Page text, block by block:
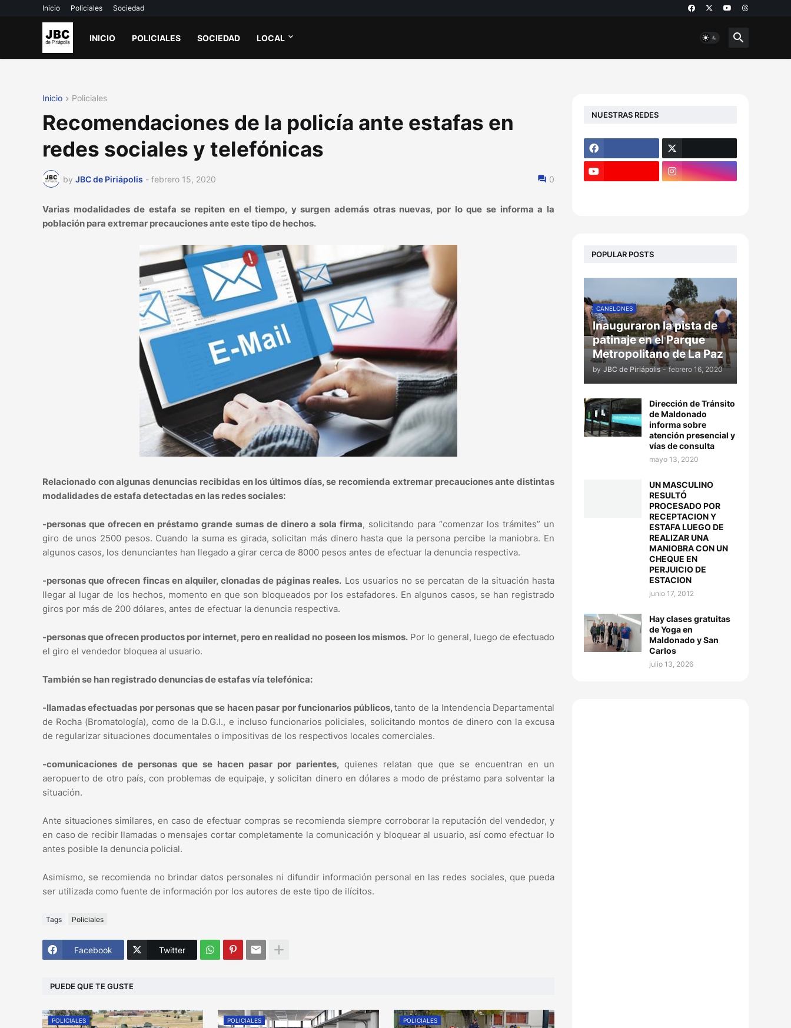
Inicio Policiales Sociedad
INICIO POLICIALES SOCIEDAD LOCAL
Inicio Policiales
Recomendaciones de la policía ante estafas en
redes sociales y telefónicas
by JBC de Piriápolis - febrero 15, 2020 0
Varias modalidades de estafa se repiten en el tiempo, y surgen además otras nuevas, por lo que se informa a la
población para extremar precauciones ante este tipo de hechos.
Relacionado con algunas denuncias recibidas en los últimos días, se recomienda extremar precauciones ante distintas
modalidades de estafa detectadas en las redes sociales:
-personas que ofrecen en préstamo grande sumas de dinero a sola firma, solicitando para “comenzar los trámites” un
giro de unos 2500 pesos. Cuando la suma es girada, solicitan más dinero hasta que la persona percibe la maniobra. En
algunos casos, los denunciantes han llegado a girar cerca de 8000 pesos antes de efectuar la denuncia respectiva.
-personas que ofrecen fincas en alquiler, clonadas de páginas reales. Los usuarios no se percatan de la situación hasta
llegar al lugar de los hechos, momento en que son bloqueados por los estafadores. En algunos casos, se han registrado
giros por más de 200 dólares, antes de efectuar la denuncia respectiva.
-personas que ofrecen productos por internet, pero en realidad no poseen los mismos.Por lo general, luego de efectuado
el giro el vendedor bloquea al usuario.
También se han registrado denuncias de estafas vía telefónica:
-llamadas efectuadas por personas que se hacen pasar por funcionarios públicos,tanto de la Intendencia Departamental
de Rocha (Bromatología), como de la D.G.I., e incluso funcionarios policiales, solicitando montos de dinero con la excusa
de regularizar situaciones documentales o impositivas de los respectivos locales comerciales.
-comunicaciones de personas que se hacen pasar por parientes, quienes relatan que que se encuentran en un
aeropuerto de otro país, con problemas de equipaje, y solicitan dinero en dólares a modo de préstamo para solventar la
situación.
Ante situaciones similares, en caso de efectuar compras se recomienda siempre corroborar la reputación del vendedor, y
en caso de recibir llamadas o mensajes cortar completamente la comunicación y bloquear al usuario, así como efectuar lo
antes posible la denuncia policial.
Asimismo, se recomienda no brindar datos personales ni difundir información personal en las redes sociales, que pueda
ser utilizada como fuente de información por los autores de este tipo de ilícitos.
Tags Policiales
Facebook Twitter
PUEDE QUE TE GUSTE
POLICIALES POLICIALES POLICIALES
NUESTRAS REDES
POPULAR POSTS
CANELONES
Inauguraron la pista de
patinaje en el Parque
Metropolitano de La Paz
by JBC de Piriápolis - febrero 16, 2020
Dirección de Tránsito
de Maldonado
informa sobre
atención presencial y
vías de consulta
mayo 13, 2020
UN MASCULINO
RESULTÓ
PROCESADO POR
RECEPTACION Y
ESTAFA LUEGO DE
REALIZAR UNA
MANIOBRA CON UN
CHEQUE EN
PERJUICIO DE
ESTACION
junio 17, 2012
Hay clases gratuitas
de Yoga en
Maldonado y San
Carlos
julio 13, 2026